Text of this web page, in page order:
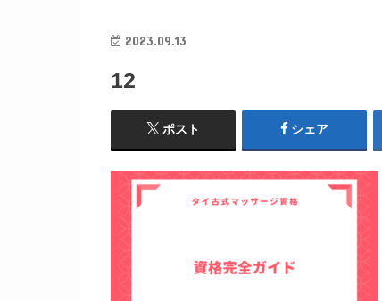
2023.09.13
12
ポスト シェア